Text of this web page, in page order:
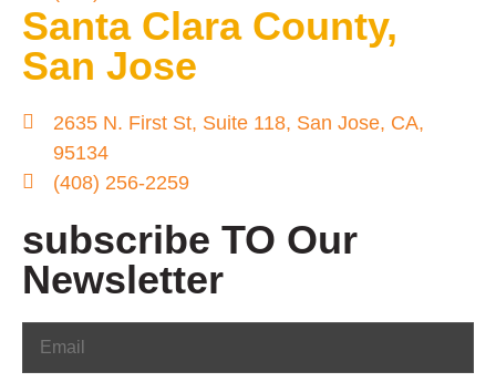
Santa Clara County,
San Jose
2635 N. First St, Suite 118, San Jose, CA,
95134
(408) 256-2259
subscribe TO Our
Newsletter